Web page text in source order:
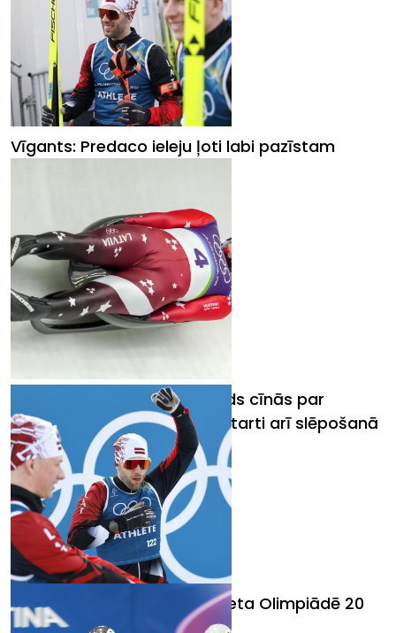
Vīgants: Predaco ieleju ļoti labi pazīstam
Olimpiskajās spēlēs Aparjods cīnās par
medaļu kamaniņu sportā, starti arī slēpošanā
un biatlonā
Slēpotājam Vīgantam 51. vieta Olimpiādē 20
kilometru skiatlonā